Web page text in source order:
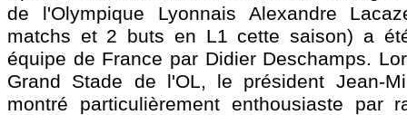
de l'Olympique Lyonnais Alexandre
matchs et 2 buts en L1 cette saison) a
équipe de France par Didier Deschamps.
Grand Stade de l'OL, le président Jean-
montré particulièrement enthousiaste par